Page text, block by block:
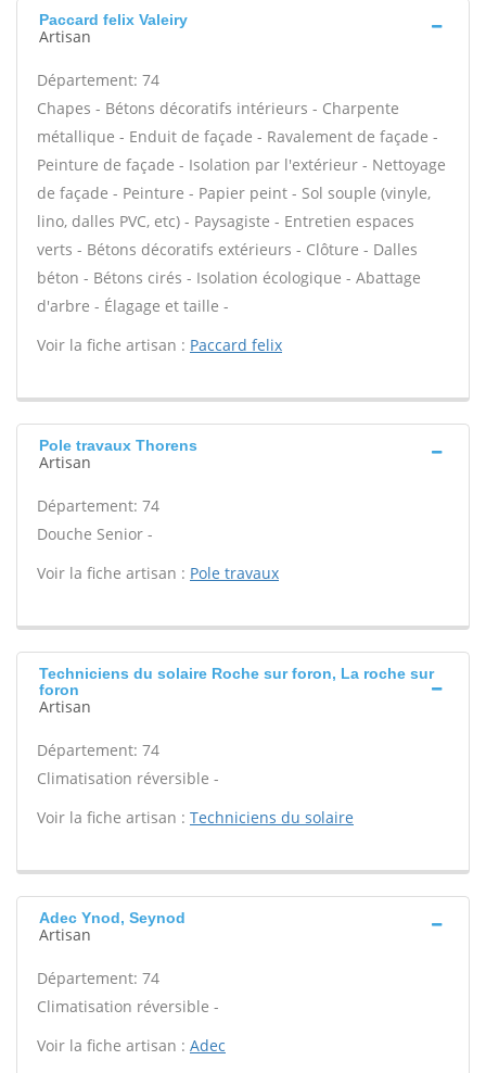
Paccard felix Valeiry
Artisan
Département: 74
Chapes - Bétons décoratifs intérieurs - Charpente
métallique - Enduit de façade - Ravalement de façade -
Peinture de façade - Isolation par l'extérieur - Nettoyage
de façade - Peinture - Papier peint - Sol souple (vinyle,
lino, dalles PVC, etc) - Paysagiste - Entretien espaces
verts - Bétons décoratifs extérieurs - Clôture - Dalles
béton - Bétons cirés - Isolation écologique - Abattage
d'arbre - Élagage et taille -
Voir la fiche artisan : Paccard felix
Pole travaux Thorens
Artisan
Département: 74
Douche Senior -
Voir la fiche artisan : Pole travaux
Techniciens du solaire Roche sur foron, La roche sur
foron
Artisan
Département: 74
Climatisation réversible -
Voir la fiche artisan : Techniciens du solaire
Adec Ynod, Seynod
Artisan
Département: 74
Climatisation réversible -
Voir la fiche artisan : Adec